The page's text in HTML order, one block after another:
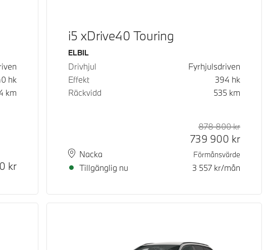
hk
km
kr
i5 xDrive40 Touring
Bränsle
ELBIL
Drivhjul
Fyrhjulsdriven
Effekt
394 hk
Räckvidd
535 km
PlatsNacka
Leveranstid
Tillgänglig nu
Rek.
878 800kr
739 900 kr
Förmånsvärde
3 557 kr/mån